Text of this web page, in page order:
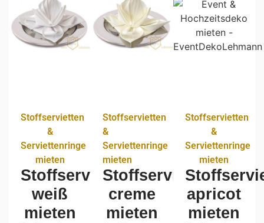
Stoffservietten
&
Serviettenringe
mieten
Stoffservietten
weiß
mieten
Stoffservietten
&
Serviettenringe
mieten
Stoffservietten
creme
mieten
Stoffservietten
&
Serviettenringe
mieten
apricot
mieten